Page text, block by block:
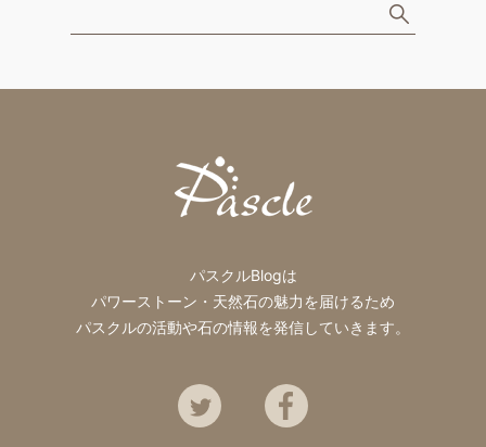
パスクルBlogは
パワーストーン・天然石の魅力を届けるため
パスクルの活動や石の情報を発信していきます。
Twitter